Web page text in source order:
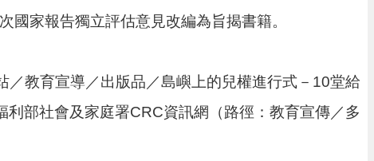
家報告獨立評估意見改編為旨揭書籍。
教育宣導／出版品／島嶼上的兒權進行式－10堂給
部社會及家庭署CRC資訊網（路徑：教育宣傳／多